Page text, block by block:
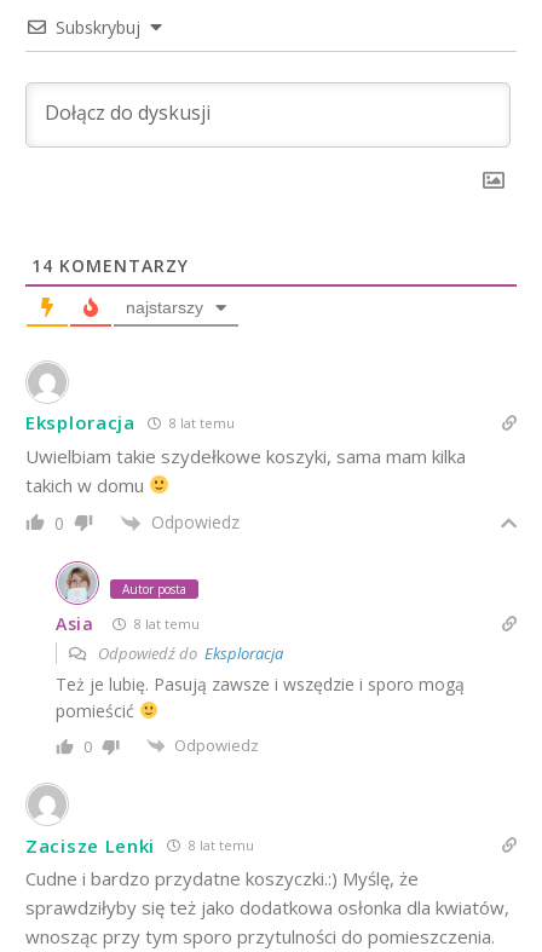
Subskrybuj
14 KOMENTARZY
najstarszy
Eksploracja 8 lat temu
Uwielbiam takie szydełkowe koszyki, sama mam kilka
takich w domu
0 Odpowiedz
Autor posta
Asia 8 lat temu
Odpowiedź do Eksploracja
Też je lubię. Pasują zawsze i wszędzie i sporo mogą
pomieścić
0 Odpowiedz
Zacisze Lenki 8 lat temu
Cudne i bardzo przydatne koszyczki.:) Myślę, że
sprawdziłyby się też jako dodatkowa osłonka dla kwiatów,
wnosząc przy tym sporo przytulności do pomieszczenia.